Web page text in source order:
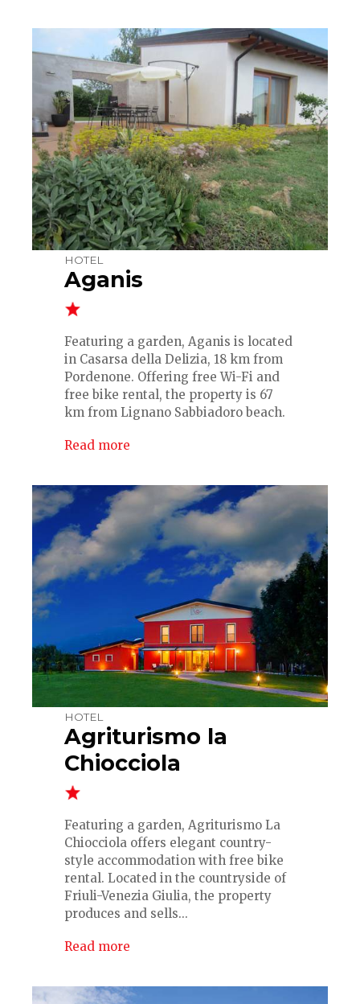
HOTEL
Aganis
Featuring a garden, Aganis is located
in Casarsa della Delizia, 18 km from
Pordenone. Offering free Wi-Fi and
free bike rental, the property is 67
km from Lignano Sabbiadoro beach.
Read more
HOTEL
Agriturismo la
Chiocciola
Featuring a garden, Agriturismo La
Chiocciola offers elegant country-
style accommodation with free bike
rental. Located in the countryside of
Friuli-Venezia Giulia, the property
produces and sells...
Read more